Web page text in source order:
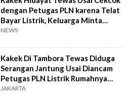
dengan Petugas PLN karena Telat
Bayar Listrik, Keluarga Minta
Pertanggungjawaban
NEWS
Kakek Di Tambora Tewas Diduga
Serangan Jantung Usai Diancam
Petugas PLN Listrik Rumahnya
Akan Diputus
JAKARTA